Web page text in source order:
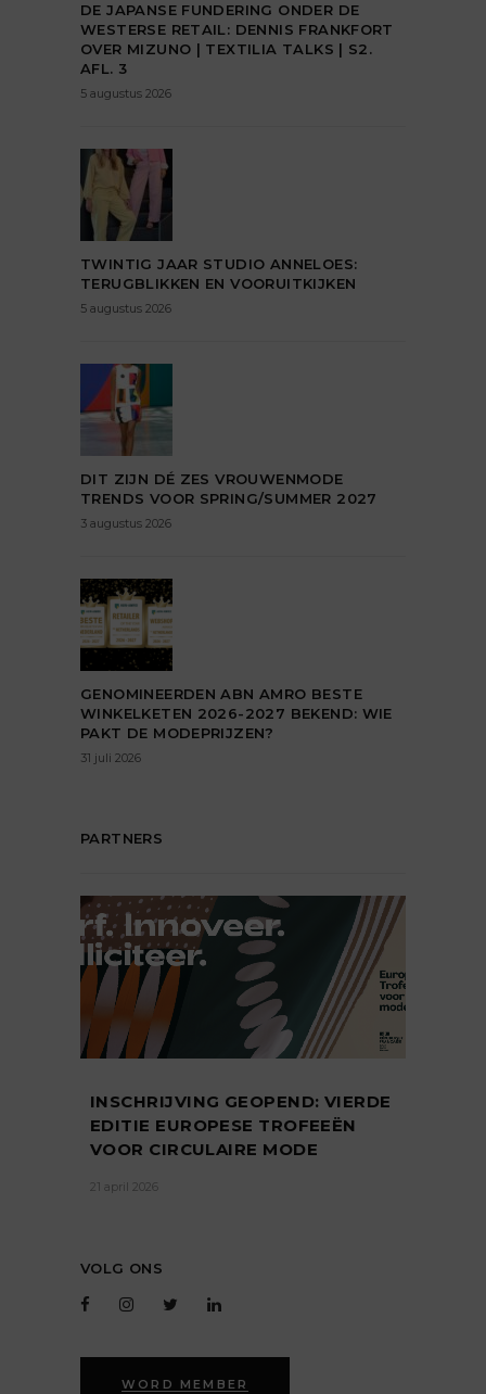
DE JAPANSE FUNDERING ONDER DE
WESTERSE RETAIL: DENNIS FRANKFORT
OVER MIZUNO | TEXTILIA TALKS | S2.
AFL. 3
5 augustus 2026
TWINTIG JAAR STUDIO ANNELOES:
TERUGBLIKKEN EN VOORUITKIJKEN
5 augustus 2026
DIT ZIJN DÉ ZES VROUWENMODE
TRENDS VOOR SPRING/SUMMER 2027
3 augustus 2026
GENOMINEERDEN ABN AMRO BESTE
WINKELKETEN 2026-2027 BEKEND: WIE
PAKT DE MODEPRIJZEN?
31 juli 2026
PARTNERS
INSCHRIJVING GEOPEND: VIERDE
EDITIE EUROPESE TROFEEËN
VOOR CIRCULAIRE MODE
21 april 2026
VOLG ONS
WORD MEMBER